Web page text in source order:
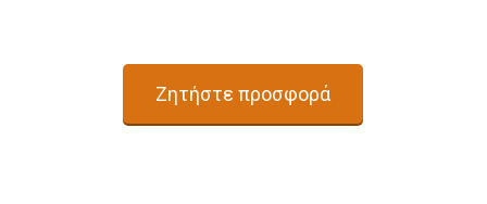
Ζητήστε προσφορά